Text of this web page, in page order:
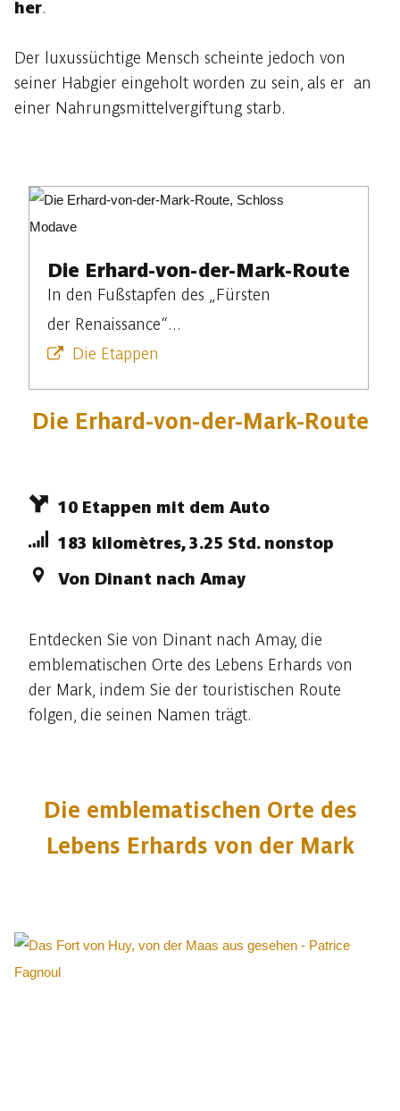
her.
Der luxussüchtige Mensch scheinte jedoch von
seiner Habgier eingeholt worden zu sein, als er an
einer Nahrungsmittelvergiftung starb.
Die Erhard-von-der-Mark-Route
In den Fußstapfen des „Fürsten
der Renaissance“...
Die Etappen
Die Erhard-von-der-Mark-Route
10 Etappen mit dem Auto
183 kilomètres, 3.25 Std. nonstop
Von Dinant nach Amay
Entdecken Sie von Dinant nach Amay, die
emblematischen Orte des Lebens Erhards von
der Mark, indem Sie der touristischen Route
folgen, die seinen Namen trägt.
Die emblematischen Orte des
Lebens Erhards von der Mark